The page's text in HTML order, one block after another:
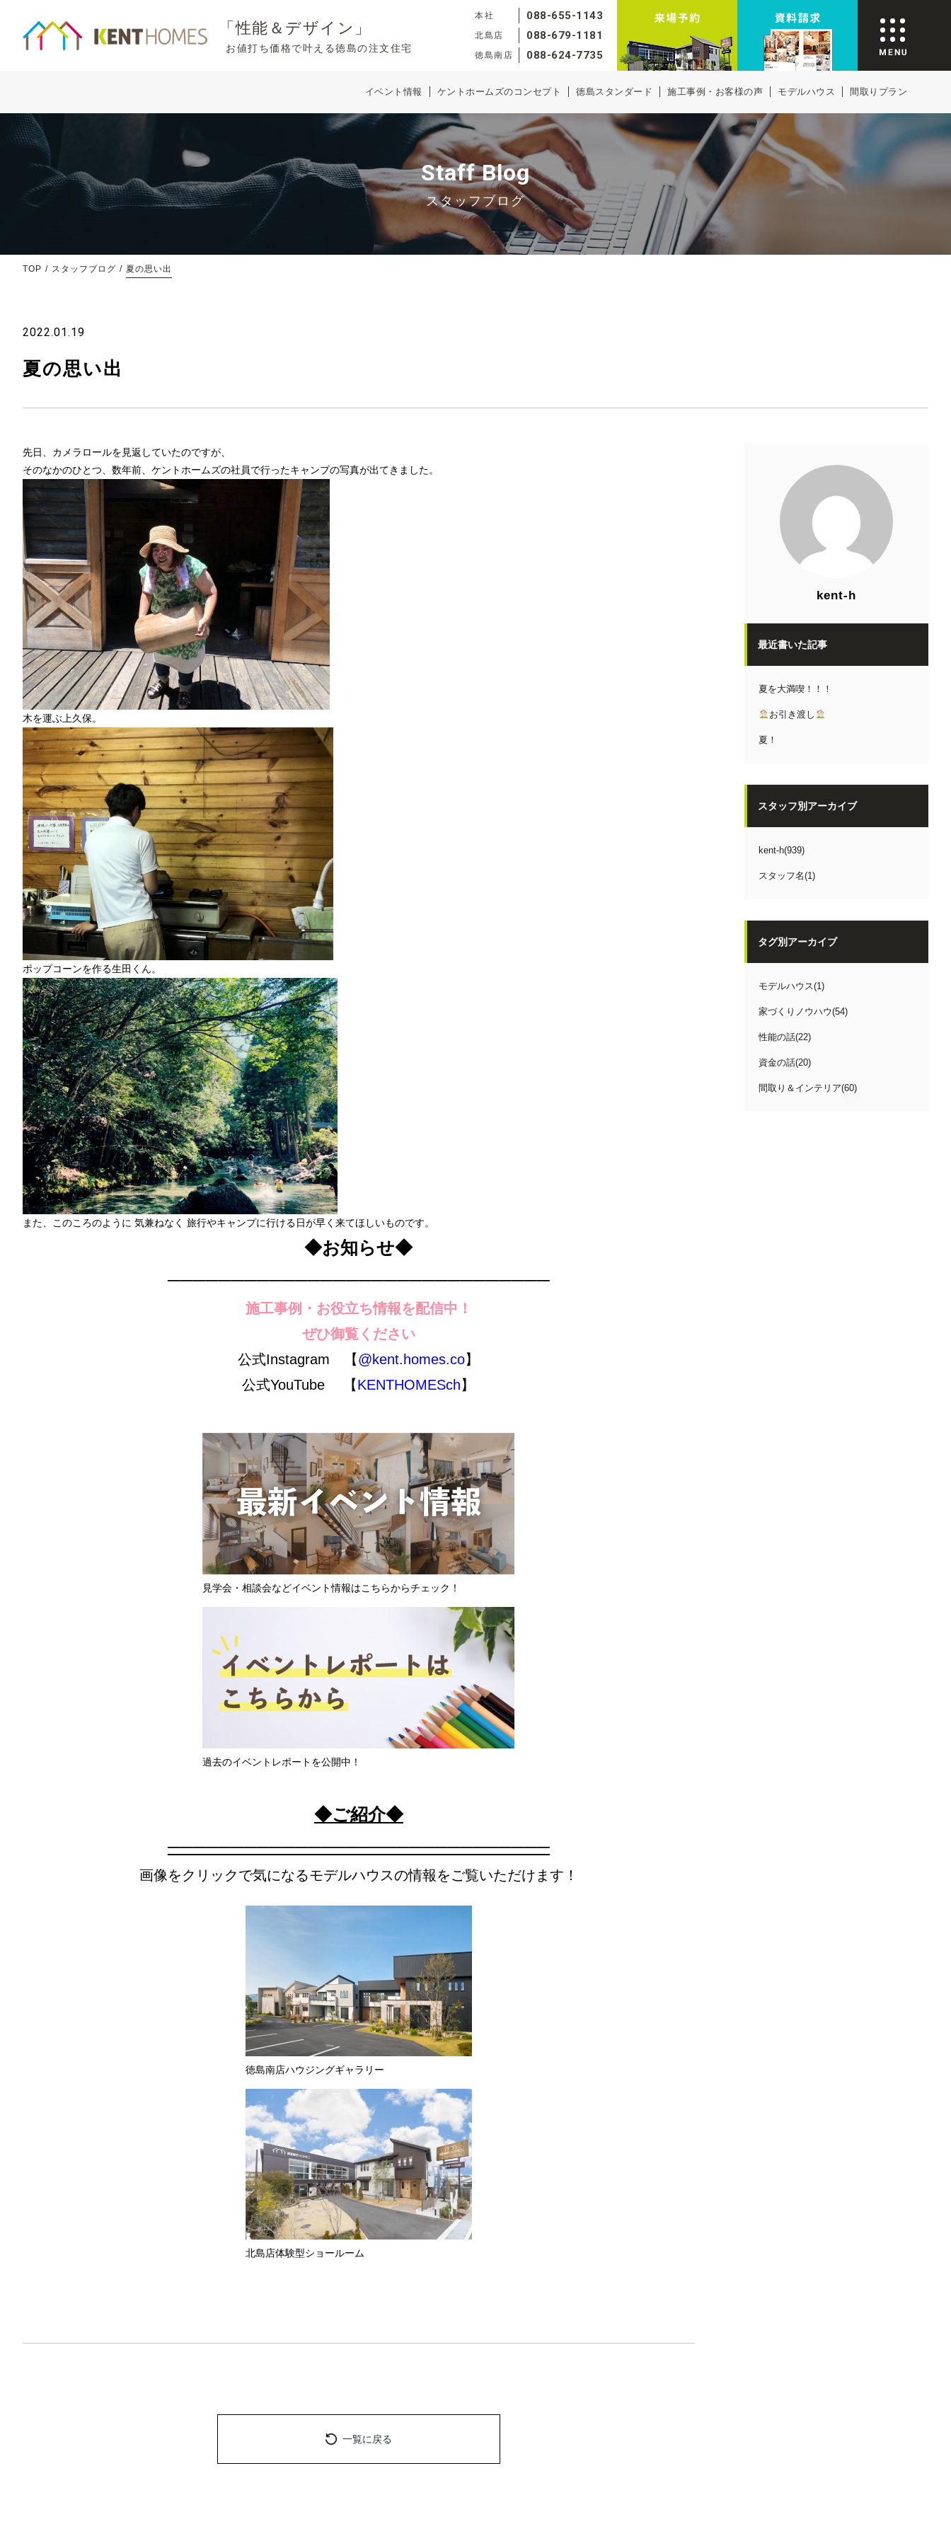
「性能＆デザイン」
お値打ち価格で叶える徳島の注文住宅
本社 088-655-1143
北島店 088-679-1181
徳島南店 088-624-7735
イベント情報 ケントホームズのコンセプト 徳島スタンダード 施工事例・お客様の声 モデルハウス 間取りプラン
スタッフブログ
Staff Blog
TOP スタッフブログ 夏の思い出
2022.01.19
夏の思い出
先日、カメラロールを見返していたのですが、
そのなかのひとつ、数年前、ケントホームズの社員で行ったキャンプの写真が出てきました。
木を運ぶ上久保。
ポップコーンを作る生田くん。
また、このころのように 気兼ねなく 旅行やキャンプに行ける日が早く来てほしいものです。
◆お知らせ◆
──────────────────────────────
施工事例・お役立ち情報を配信中！
ぜひ御覧ください
公式Instagram 【@kent.homes.co】
公式YouTube 【KENTHOMESch】
見学会・相談会などイベント情報はこちらからチェック！
過去のイベントレポートを公開中！
◆ご紹介◆
──────────────────────────────
画像をクリックで気になるモデルハウスの情報をご覧いただけます！
徳島南店ハウジングギャラリー
北島店体験型ショールーム
一覧に戻る
kent-h
最近書いた記事
夏を大満喫！！！
お引き渡し
夏！
スタッフ別アーカイブ
kent-h(939)
スタッフ名(1)
タグ別アーカイブ
モデルハウス(1)
家づくりノウハウ(54)
性能の話(22)
資金の話(20)
間取り＆インテリア(60)